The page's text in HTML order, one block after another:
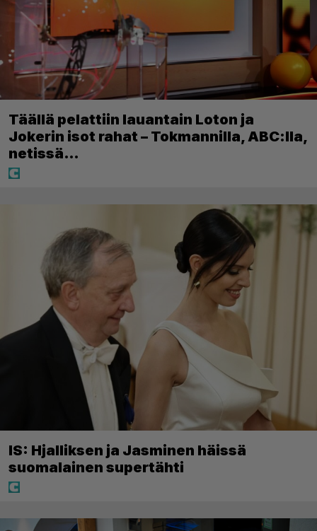
Täällä pelattiin lauantain Loton ja
Jokerin isot rahat – Tokmannilla, ABC:lla,
netissä…
IS: Hjalliksen ja Jasminen häissä
suomalainen supertähti